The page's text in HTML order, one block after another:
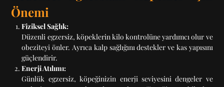
Önemi
Fiziksel Sağlık:
Düzenli egzersiz, köpeklerin kilo kontrolüne yardımcı olur ve
obeziteyi önler. Ayrıca kalp sağlığını destekler ve kas yapısını
güçlendirir.
Enerji Atılımı:
Günlük egzersiz, köpeğinizin enerji seviyesini dengeler ve